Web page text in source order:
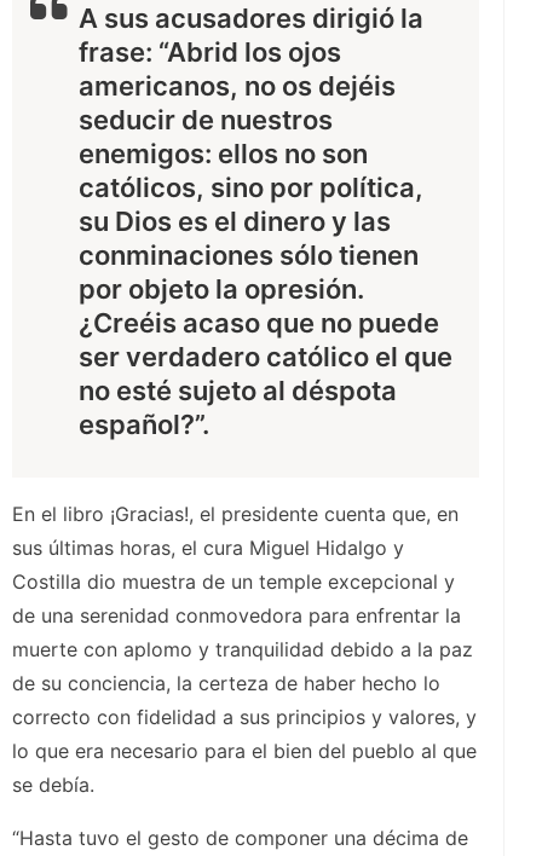
A sus acusadores dirigió la
frase: “Abrid los ojos
americanos, no os dejéis
seducir de nuestros
enemigos: ellos no son
católicos, sino por política,
su Dios es el dinero y las
conminaciones sólo tienen
por objeto la opresión.
¿Creéis acaso que no puede
ser verdadero católico el que
no esté sujeto al déspota
español?”.
En el libro ¡Gracias!, el presidente cuenta que, en
sus últimas horas, el cura Miguel Hidalgo y
Costilla dio muestra de un temple excepcional y
de una serenidad conmovedora para enfrentar la
muerte con aplomo y tranquilidad debido a la paz
de su conciencia, la certeza de haber hecho lo
correcto con fidelidad a sus principios y valores, y
lo que era necesario para el bien del pueblo al que
se debía.
“Hasta tuvo el gesto de componer una décima de